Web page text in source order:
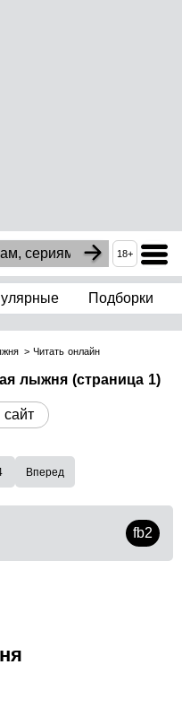
18+
Подборки
Читать онлайн
лыжня (страница 1)
Вперед
fb2